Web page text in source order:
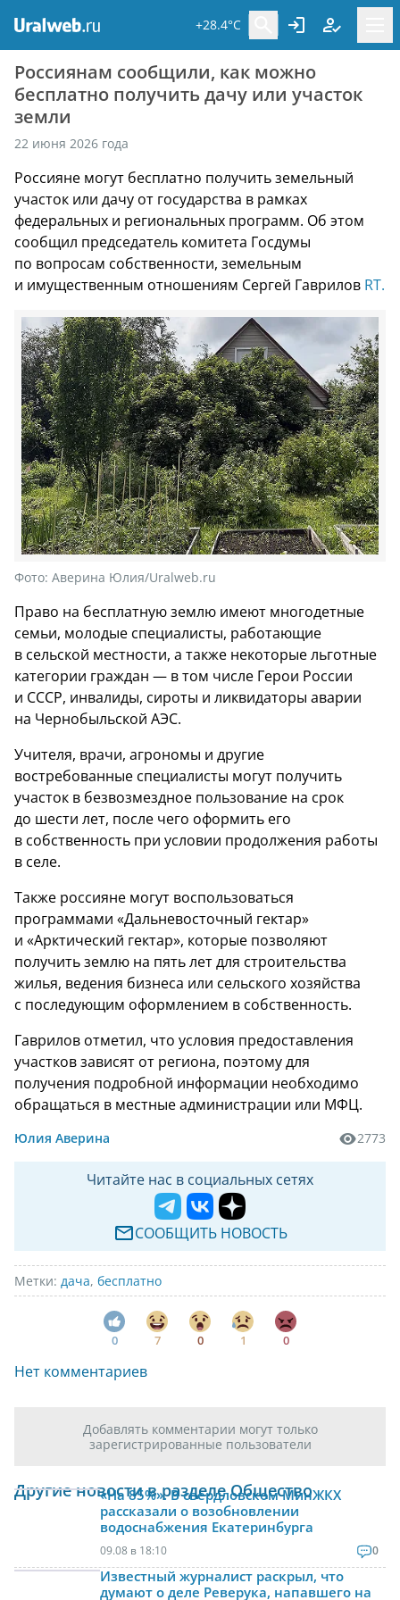
+28.4°C
Россиянам сообщили, как можно
бесплатно получить дачу или участок
земли
22 июня 2026 года
Россияне могут бесплатно получить земельный
участок или дачу от государства в рамках
федеральных и региональных программ. Об этом
сообщил председатель комитета Госдумы
по вопросам собственности, земельным
и имущественным отношениям Сергей Гаврилов RT.
Фото: Аверина Юлия/Uralweb.ru
Право на бесплатную землю имеют многодетные
семьи, молодые специалисты, работающие
в сельской местности, а также некоторые льготные
категории граждан — в том числе Герои России
и СССР, инвалиды, сироты и ликвидаторы аварии
на Чернобыльской АЭС.
Учителя, врачи, агрономы и другие
востребованные специалисты могут получить
участок в безвозмездное пользование на срок
до шести лет, после чего оформить его
в собственность при условии продолжения работы
в селе.
Также россияне могут воспользоваться
программами «Дальневосточный гектар»
и «Арктический гектар», которые позволяют
получить землю на пять лет для строительства
жилья, ведения бизнеса или сельского хозяйства
с последующим оформлением в собственность.
Гаврилов отметил, что условия предоставления
участков зависят от региона, поэтому для
получения подробной информации необходимо
обращаться в местные администрации или МФЦ.
Юлия Аверина 2773
Читайте нас в социальных сетях
СООБЩИТЬ НОВОСТЬ
Метки: дача, бесплатно
0 7 0 1 0
Нет комментариев
Добавлять комментарии могут только
зарегистрированные пользователи
Другие новости в разделе Общество
«На 85%». В свердловском МинЖКХ
рассказали о возобновлении
водоснабжения Екатеринбурга
09.08 в 18:10 0
Известный журналист раскрыл, что
думают о деле Реверука, напавшего на